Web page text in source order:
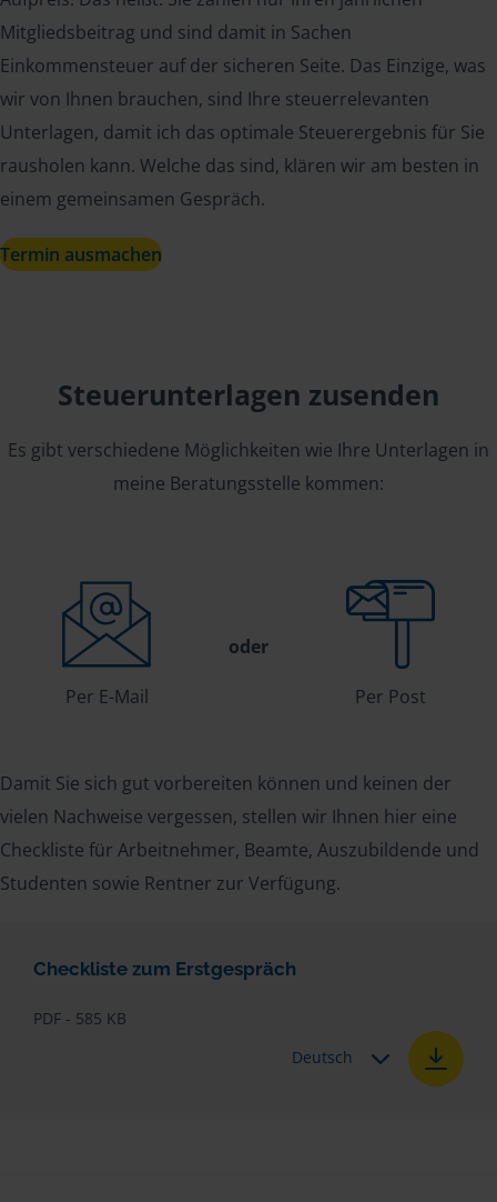
Mitgliedsbeitrag und sind damit in Sachen
Einkommensteuer auf der sicheren Seite. Das Einzige, was
wir von Ihnen brauchen, sind Ihre steuerrelevanten
Unterlagen, damit ich das optimale Steuerergebnis für Sie
rausholen kann. Welche das sind, klären wir am besten in
einem gemeinsamen Gespräch.
Termin ausmachen
Steuerunterlagen zusenden
Es gibt verschiedene Möglichkeiten wie Ihre Unterlagen in
meine Beratungsstelle kommen:
Per E-Mail
oder
Per Post
Damit Sie sich gut vorbereiten können und keinen der
vielen Nachweise vergessen, stellen wir Ihnen hier eine
Checkliste für Arbeitnehmer, Beamte, Auszubildende und
Studenten sowie Rentner zur Verfügung.
Checkliste zum Erstgespräch
PDF - 585 KB
Deutsch